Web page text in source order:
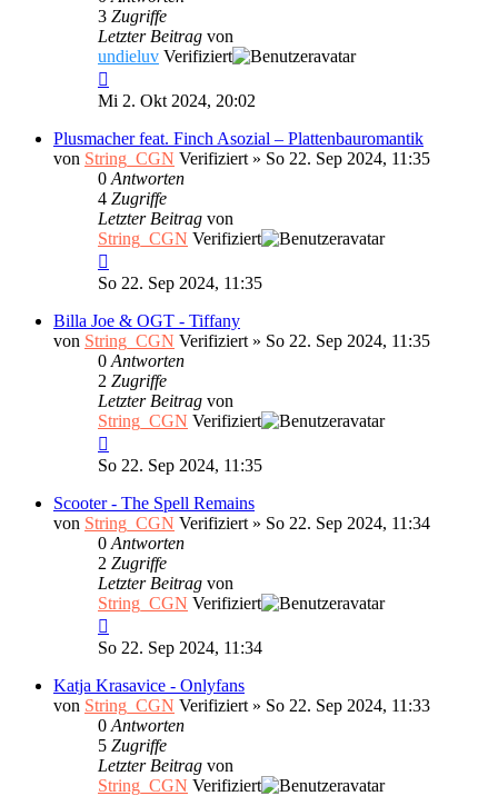
3 Zugriffe
Letzter Beitrag von
undieluv Verifiziert
Mi 2. Okt 2024, 20:02
Plusmacher feat. Finch Asozial – Plattenbauromantik
von String_CGN Verifiziert » So 22. Sep 2024, 11:35
0 Antworten
4 Zugriffe
Letzter Beitrag von
String_CGN Verifiziert
So 22. Sep 2024, 11:35
Billa Joe & OGT - Tiffany
von String_CGN Verifiziert » So 22. Sep 2024, 11:35
0 Antworten
2 Zugriffe
Letzter Beitrag von
String_CGN Verifiziert
So 22. Sep 2024, 11:35
Scooter - The Spell Remains
von String_CGN Verifiziert » So 22. Sep 2024, 11:34
0 Antworten
2 Zugriffe
Letzter Beitrag von
String_CGN Verifiziert
So 22. Sep 2024, 11:34
Katja Krasavice - Onlyfans
von String_CGN Verifiziert » So 22. Sep 2024, 11:33
0 Antworten
5 Zugriffe
Letzter Beitrag von
String_CGN Verifiziert